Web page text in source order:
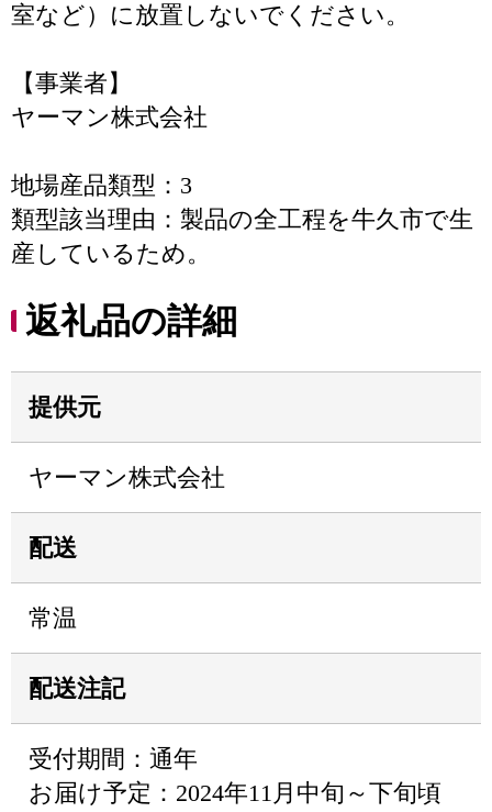
室など）に放置しないでください。
【事業者】
ヤーマン株式会社
地場産品類型：3
類型該当理由：製品の全工程を牛久市で生
産しているため。
返礼品の詳細
提供元
ヤーマン株式会社
配送
常温
配送注記
受付期間：通年
お届け予定：2024年11月中旬～下旬頃